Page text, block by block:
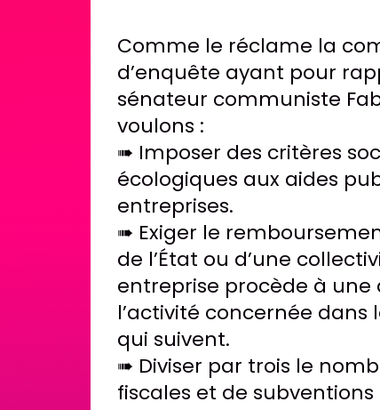
Comme le réclame la
d’enquête ayant pour
sénateur communiste
voulons :
➠ Imposer des critères
écologiques aux aides
entreprises.
➠ Exiger le
de l’État ou d’une
entreprise procède à une
l’activité concernée dans
qui suivent.
➠ Diviser par trois le
fiscales et de